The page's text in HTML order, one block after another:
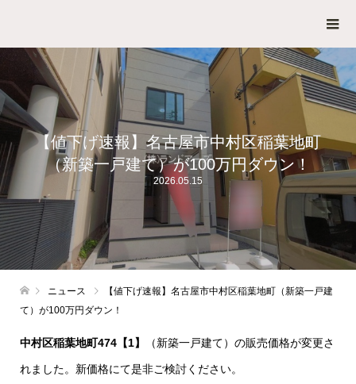
【値下げ速報】名古屋市中村区稲葉地町
（新築一戸建て）が100万円ダウン！
2026.05.15
ニュース
【値下げ速報】名古屋市中村区稲葉地町（新築一戸建
て）が100万円ダウン！
中村区稲葉地町474【1】 （新築一戸建て）の販売価格が変更さ
れました。新価格にて是非ご検討ください。